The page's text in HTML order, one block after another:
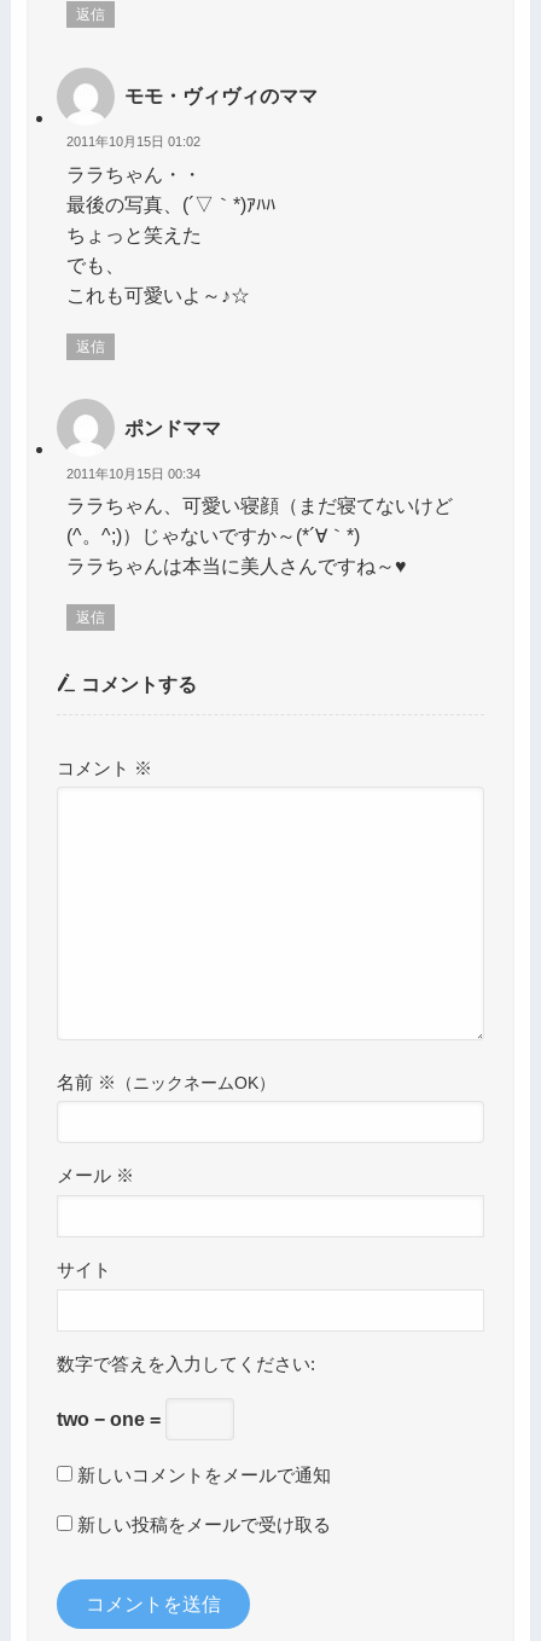
返信
モモ・ヴィヴィのママ
2011年10月15日 01:02
ララちゃん・・
最後の写真、(´▽｀*)ｱﾊﾊ
ちょっと笑えた
でも、
これも可愛いよ～♪☆
返信
ポンドママ
2011年10月15日 00:34
ララちゃん、可愛い寝顔（まだ寝てないけど
(^。^;)）じゃないですか～(*´∀｀*)
ララちゃんは本当に美人さんですね～♥
返信
コメントする
コメント ※
名前 ※
メール ※
サイト
数字で答えを入力してください:
two − one =
新しいコメントをメールで通知
新しい投稿をメールで受け取る